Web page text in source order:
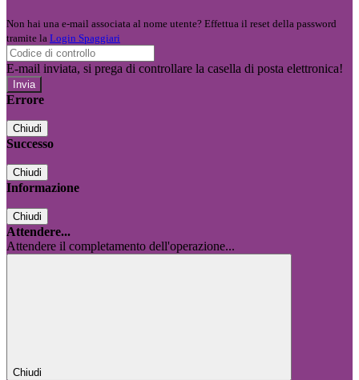
Non hai una e-mail associata al nome utente? Effettua il reset della password
tramite la Login Spaggiari
E-mail inviata, si prega di controllare la casella di posta elettronica!
Errore
Chiudi
Successo
Chiudi
Informazione
Chiudi
Attendere...
Attendere il completamento dell'operazione...
Chiudi